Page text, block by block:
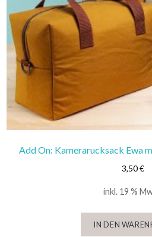
Add On: Kamerarucksack Ewa
3,50€
inkl. 19 %
IN DEN